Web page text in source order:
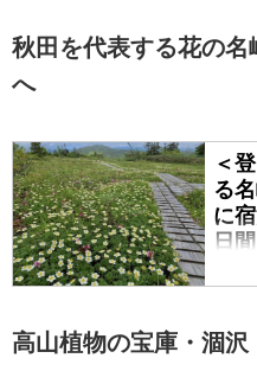
リ
ラ
京・
てい
な
秋田を代表する花の
へ
＜
る
に
日
発
峰2
秋田
高山植物の宝庫・涸沢